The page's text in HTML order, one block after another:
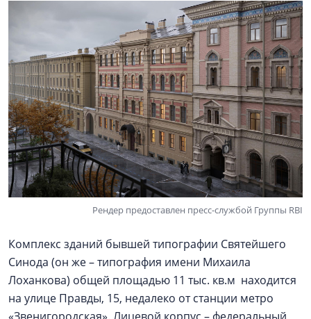
Рендер предоставлен пресс-службой Группы RBI
Комплекс зданий бывшей типографии Святейшего
Синода (он же – типография имени Михаила
Лоханкова) общей площадью 11 тыс. кв.м находится
на улице Правды, 15, недалеко от станции метро
«Звенигородская». Лицевой корпус – федеральный